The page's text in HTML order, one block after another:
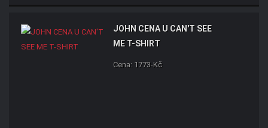
JOHN CENA U CAN'T SEE
ME T-SHIRT
Cena: 1773-Kč